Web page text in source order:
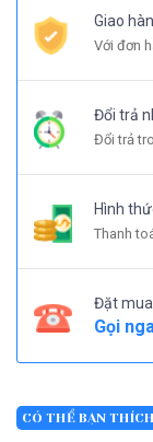
Giao
Với đơn
Đổi trả
Đổi trả
Hình
Thanh
Đặt
Gọi
CÓ THỂ BẠN THÍCH